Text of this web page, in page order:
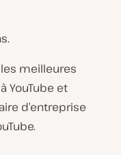
meilleures
YouTube et
d’entreprise